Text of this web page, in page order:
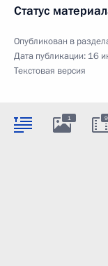
Статус
Опубликован в
Дата публикации: 16
Текстовая версия
1